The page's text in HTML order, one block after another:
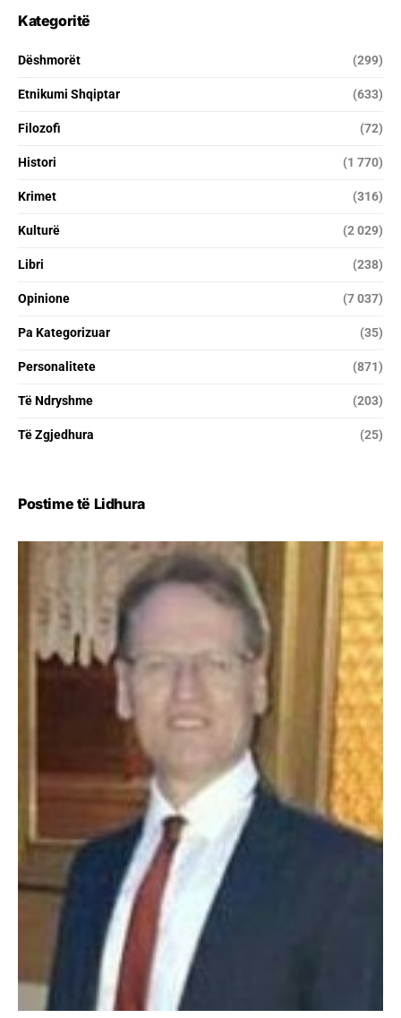
Kategoritë
Dëshmorët (299)
Etnikumi Shqiptar (633)
Filozofi (72)
Histori (1 770)
Krimet (316)
Kulturë (2 029)
Libri (238)
Opinione (7 037)
Pa Kategorizuar (35)
Personalitete (871)
Të Ndryshme (203)
Të Zgjedhura (25)
Postime të Lidhura